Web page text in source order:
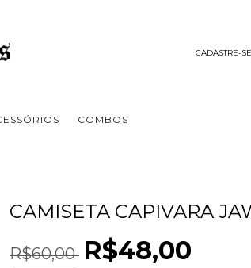
CADASTRE-SE
COMBOS
CAMISETA CAPIVARA
R$60,00 R$48,00